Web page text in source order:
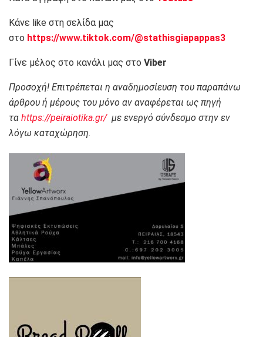
Κάνε like στη σελίδα μας
στο https://www.tiktok.com/@stathisgiapappas3
Γίνε μέλος στο κανάλι μας στο Viber
Προσοχή! Επιτρέπεται η αναδημοσίευση του παραπάνω
άρθρου ή μέρους του μόνο αν αναφέρεται ως πηγή
τα https://peiraiotika.gr/με ενεργό σύνδεσμο στην εν
λόγω καταχώρηση.